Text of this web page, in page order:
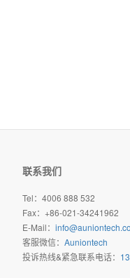
联系我们
Tel：4006 888 532
Fax：+86-021-34241962
E-Mail：
客服微信： Auniontech
投诉热线&紧急联系电话：